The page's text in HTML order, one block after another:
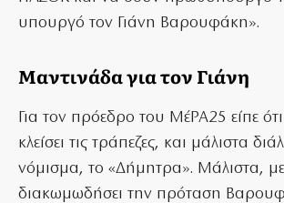
υπουργό τον Γιάνη Βαρουφάκη».
Μαντινάδα για τον Γιάνη
Για τον πρόεδρο του ΜέΡΑ25 είπε ότι
κλείσει τις τράπεζες, και μάλιστα
νόμισμα, το «Δήμητρα». Μάλιστα,
διακωμωδήσει την πρόταση